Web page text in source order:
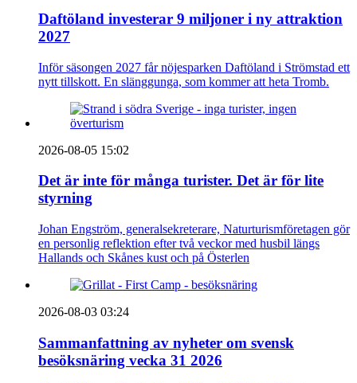
Daftöland investerar 9 miljoner i ny attraktion
2027
Inför säsongen 2027 får nöjesparken Daftöland i Strömstad ett
nytt tillskott. En slänggunga, som kommer att heta Tromb.
2026-08-05 15:02
Det är inte för många turister. Det är för lite
styrning
Johan Engström, generalsekreterare, Naturturismföretagen gör
en personlig reflektion efter två veckor med husbil längs
Hallands och Skånes kust och på Österlen
2026-08-03 03:24
Sammanfattning av nyheter om svensk
besöksnäring vecka 31 2026